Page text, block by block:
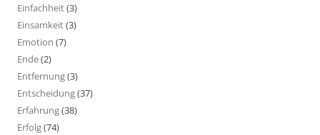
Einfachheit(3)
Einsamkeit(3)
Emotion (7)
Ende(2)
Entfernung(3)
Entscheidung(37)
Erfahrung(38)
Erfolg(74)